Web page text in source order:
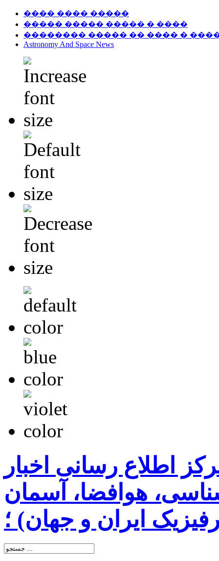
���� ���� �����
����� ����� ����� � ����
�������� ����� �� ���� �
Astronomy And Space News
اطلاع رسانی اخبار
هوافضا، آسمان
ایران و جهان) ؛